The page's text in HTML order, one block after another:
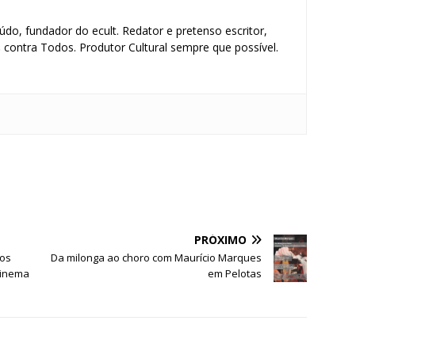
fundador do ecult. Redator e pretenso escritor,
Todos. Produtor Cultural sempre que possível.
PRÓXIMO
Da milonga ao choro com Maurício Marques
em Pelotas